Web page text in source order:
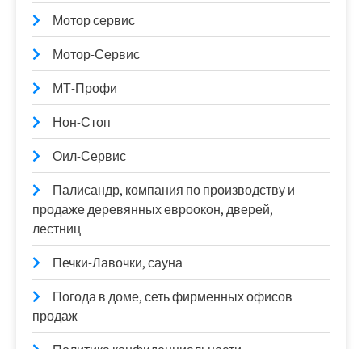
Мотор сервис
Мотор-Сервис
МТ-Профи
Нон-Стоп
Оил-Сервис
Палисандр, компания по производству и
продаже деревянных евроокон, дверей,
лестниц
Печки-Лавочки, сауна
Погода в доме, сеть фирменных офисов
продаж